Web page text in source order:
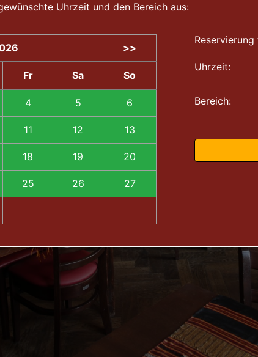
Uhrzeit und den Bereich aus:
>>
Fr Sa So
4 5 6
11 12 13
18 19 20
25 26 27
Reservierung
Uhrzeit:
Bereich: